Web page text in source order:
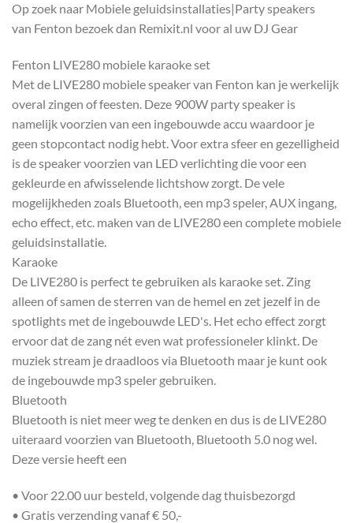
Op zoek naar Mobiele geluidsinstallaties|Party speakers
van Fenton bezoek dan Remixit.nl voor al uw DJ Gear
Fenton LIVE280 mobiele karaoke set
Met de LIVE280 mobiele speaker van Fenton kan je werkelijk
overal zingen of feesten. Deze 900W party speaker is
namelijk voorzien van een ingebouwde accu waardoor je
geen stopcontact nodig hebt. Voor extra sfeer en gezelligheid
is de speaker voorzien van LED verlichting die voor een
gekleurde en afwisselende lichtshow zorgt. De vele
mogelijkheden zoals Bluetooth, een mp3 speler, AUX ingang,
echo effect, etc. maken van de LIVE280 een complete mobiele
geluidsinstallatie.
Karaoke
De LIVE280 is perfect te gebruiken als karaoke set. Zing
alleen of samen de sterren van de hemel en zet jezelf in de
spotlights met de ingebouwde LED's. Het echo effect zorgt
ervoor dat de zang nét even wat professioneler klinkt. De
muziek stream je draadloos via Bluetooth maar je kunt ook
de ingebouwde mp3 speler gebruiken.
Bluetooth
Bluetooth is niet meer weg te denken en dus is de LIVE280
uiteraard voorzien van Bluetooth, Bluetooth 5.0 nog wel.
Deze versie heeft een
• Voor 22.00 uur besteld, volgende dag thuisbezorgd
• Gratis verzending vanaf € 50,-